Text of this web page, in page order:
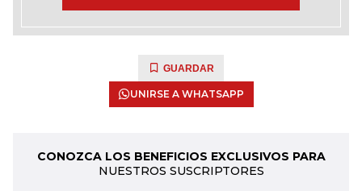
GUARDAR
UNIRSE A WHATSAPP
CONOZCA LOS BENEFICIOS EXCLUSIVOS PARA
NUESTROS SUSCRIPTORES